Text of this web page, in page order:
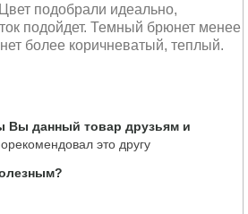
подобрали идеально,
подойдет. Темный брюнет менее
более коричневатый, теплый.
Вы данный товар друзьям и
это другу